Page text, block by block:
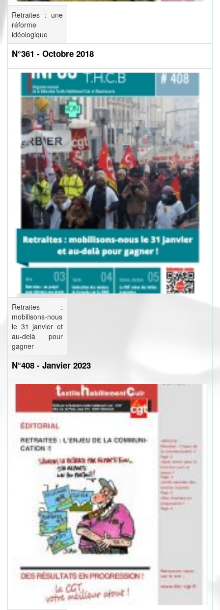
Retraites : une
réforme
idéologique
N°361 - Octobre 2018
Retraites :
mobilisons-nous
le 31 janvier et
au-delà pour
gagner
N°408 - Janvier 2023